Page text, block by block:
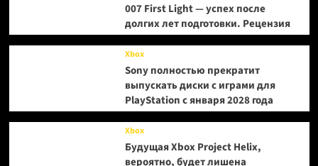
007 First Light — успех после
долгих лет подготовки. Рецензия
Xbox
Sony полностью прекратит
выпускать диски с играми для
PlayStation с января 2028 года
Xbox
Будущая Xbox Project Helix,
вероятно, будет лишена